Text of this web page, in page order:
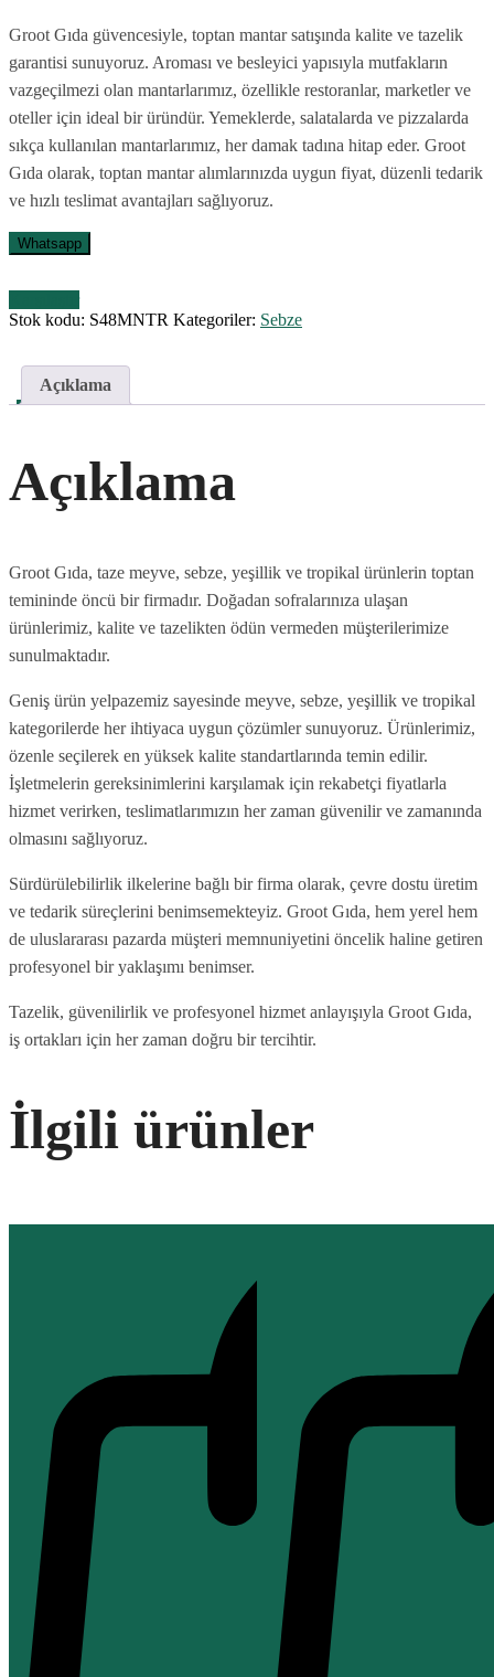
Groot Gıda güvencesiyle, toptan mantar satışında kalite ve tazelik
garantisi sunuyoruz. Aroması ve besleyici yapısıyla mutfakların
vazgeçilmezi olan mantarlarımız, özellikle restoranlar, marketler ve
oteller için ideal bir üründür. Yemeklerde, salatalarda ve pizzalarda
sıkça kullanılan mantarlarımız, her damak tadına hitap eder. Groot
Gıda olarak, toptan mantar alımlarınızda uygun fiyat, düzenli tedarik
ve hızlı teslimat avantajları sağlıyoruz.
Whatsapp
Stok kodu: S48MNTR Kategoriler: Sebze
Açıklama
Açıklama
Groot Gıda, taze meyve, sebze, yeşillik ve tropikal ürünlerin toptan
temininde öncü bir firmadır. Doğadan sofralarınıza ulaşan
ürünlerimiz, kalite ve tazelikten ödün vermeden müşterilerimize
sunulmaktadır.
Geniş ürün yelpazemiz sayesinde meyve, sebze, yeşillik ve tropikal
kategorilerde her ihtiyaca uygun çözümler sunuyoruz. Ürünlerimiz,
özenle seçilerek en yüksek kalite standartlarında temin edilir.
İşletmelerin gereksinimlerini karşılamak için rekabetçi fiyatlarla
hizmet verirken, teslimatlarımızın her zaman güvenilir ve zamanında
olmasını sağlıyoruz.
Sürdürülebilirlik ilkelerine bağlı bir firma olarak, çevre dostu üretim
ve tedarik süreçlerini benimsemekteyiz. Groot Gıda, hem yerel hem
de uluslararası pazarda müşteri memnuniyetini öncelik haline getiren
profesyonel bir yaklaşımı benimser.
Tazelik, güvenilirlik ve profesyonel hizmet anlayışıyla Groot Gıda,
iş ortakları için her zaman doğru bir tercihtir.
İlgili ürünler